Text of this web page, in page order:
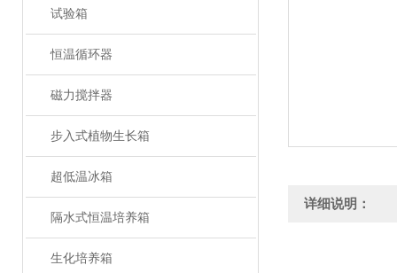
试验箱
恒温循环器
磁力搅拌器
步入式植物生长箱
超低温冰箱
隔水式恒温培养箱
生化培养箱
详细说明：